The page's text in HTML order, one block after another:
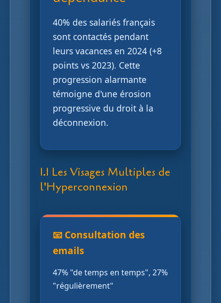
40% des salariés français
sont contactés pendant
leurs vacances en 2024 (+8
points vs 2023). Cette
progression alarmante
témoigne d'une érosion
progressive du droit à la
déconnexion.
1.1 Les Visages Multiples de
l'Hyperconnexion
📧 Consultation des
emails
47% "de temps en temps", 27%
"régulièrement"